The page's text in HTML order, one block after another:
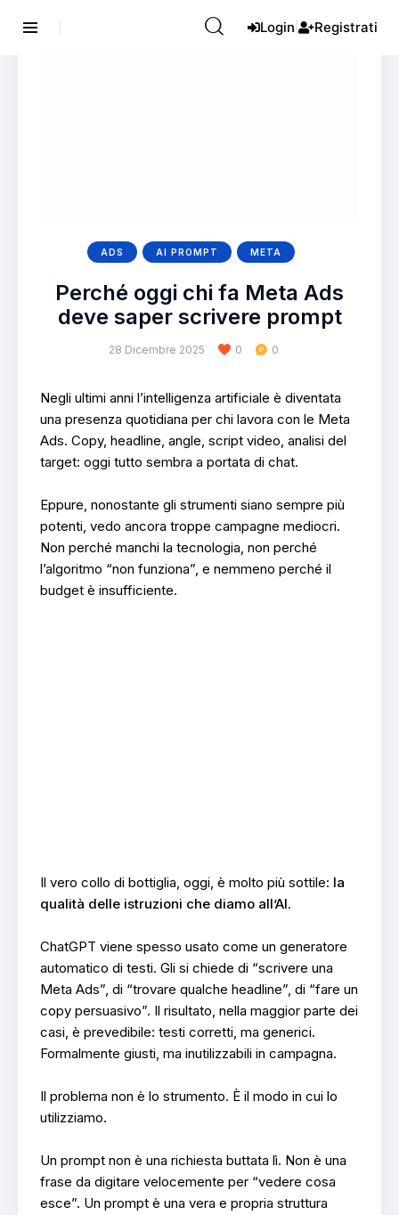
Login Registrati
ADS AI PROMPT META
Perché oggi chi fa Meta Ads
deve saper scrivere prompt
28 Dicembre 2025 0 0
Negli ultimi anni l’intelligenza artificiale è diventata
una presenza quotidiana per chi lavora con le Meta
Ads. Copy, headline, angle, script video, analisi del
target: oggi tutto sembra a portata di chat.
Eppure, nonostante gli strumenti siano sempre più
potenti, vedo ancora troppe campagne mediocri.
Non perché manchi la tecnologia, non perché
l’algoritmo “non funziona”, e nemmeno perché il
budget è insufficiente.
Il vero collo di bottiglia, oggi, è molto più sottile: la
qualità delle istruzioni che diamo all’AI.
ChatGPT viene spesso usato come un generatore
automatico di testi. Gli si chiede di “scrivere una
Meta Ads”, di “trovare qualche headline”, di “fare un
copy persuasivo”. Il risultato, nella maggior parte dei
casi, è prevedibile: testi corretti, ma generici.
Formalmente giusti, ma inutilizzabili in campagna.
Il problema non è lo strumento. È il modo in cui lo
utilizziamo.
Un prompt non è una richiesta buttata lì. Non è una
frase da digitare velocemente per “vedere cosa
esce”. Un prompt è una vera e propria struttura